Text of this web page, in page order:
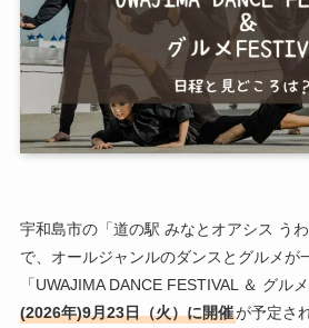
宇和島市の「道の駅 みなとオアシス うわ
で、オールジャンルのダンスとグルメが
「UWAJIMA DANCE FESTIVAL ＆ グル
(2026年)9月23日（火）に開催が予定さ